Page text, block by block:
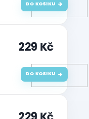
DO KOŠÍKU
229 Kč
DO KOŠÍKU